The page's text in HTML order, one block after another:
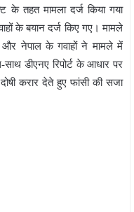
के तहत मामला दर्ज किया गया
के बयान दर्ज किए गए। मामले
और नेपाल के गवाहों ने मामले में
डीएनए रिपोर्ट के आधार पर
करार देते हुए फांसी की सजा